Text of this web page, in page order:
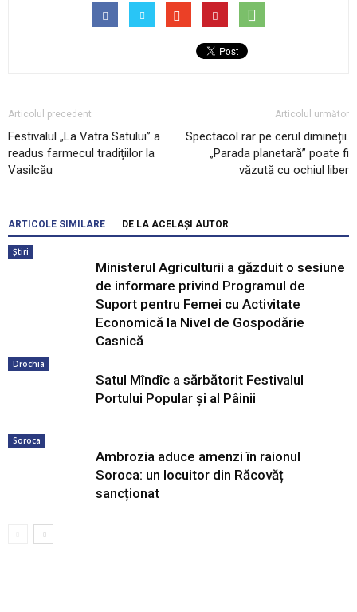
Articolul precedent
Festivalul „La Vatra Satului” a
readus farmecul tradițiilor la
Vasilcău
Articolul următor
Spectacol rar pe cerul dimineții.
„Parada planetară” poate fi
văzută cu ochiul liber
ARTICOLE SIMILARE DE LA ACELAȘI AUTOR
Știri
Ministerul Agriculturii a găzduit o sesiune
de informare privind Programul de
Suport pentru Femei cu Activitate
Economică la Nivel de Gospodărie
Casnică
Drochia
Satul Mîndîc a sărbătorit Festivalul
Portului Popular și al Pâinii
Soroca
Ambrozia aduce amenzi în raionul
Soroca: un locuitor din Răcovăț
sancționat